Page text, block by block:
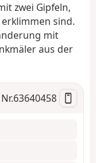
t
o
zwei Gipfeln,
sind.
mit
aus der
Nr.63640458